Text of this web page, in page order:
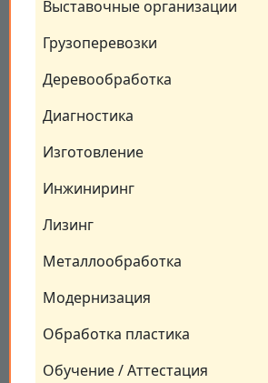
Выставочные организации
Грузоперевозки
Деревообработка
Диагностика
Изготовление
Инжиниринг
Лизинг
Металлообработка
Модернизация
Обработка пластика
Обучение / Аттестация